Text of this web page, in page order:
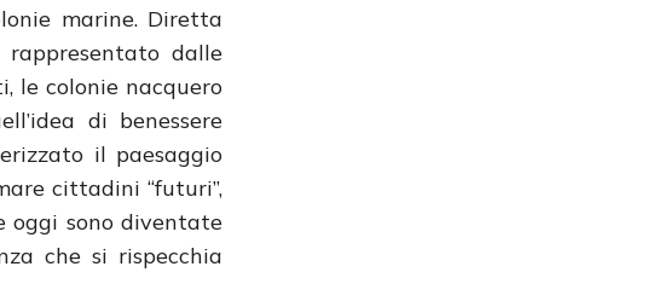
marine. Diretta
rappresentato dalle
le colonie nacquero
di benessere
il paesaggio
cittadini “futuri”,
oggi sono diventate
che si rispecchia